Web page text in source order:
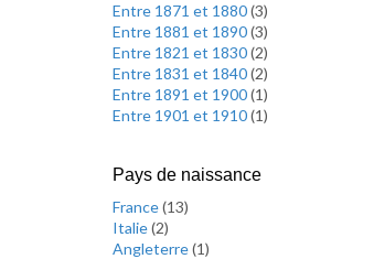
Entre 1871 et 1880(3)
Entre 1881 et 1890(3)
Entre 1821 et 1830(2)
Entre 1831 et 1840(2)
Entre 1891 et 1900(1)
Entre 1901 et 1910(1)
Pays de naissance
France(13)
Italie(2)
Angleterre(1)